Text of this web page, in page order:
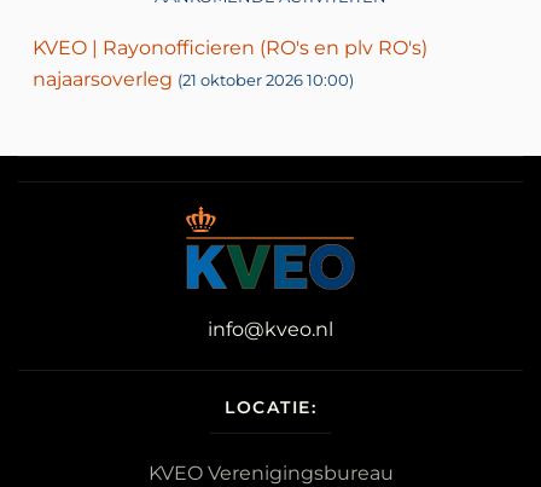
KVEO | Rayonofficieren (RO's en plv RO's)
najaarsoverleg (21 oktober 2026 10:00)
info@kveo.nl
LOCATIE:
KVEO Verenigingsbureau